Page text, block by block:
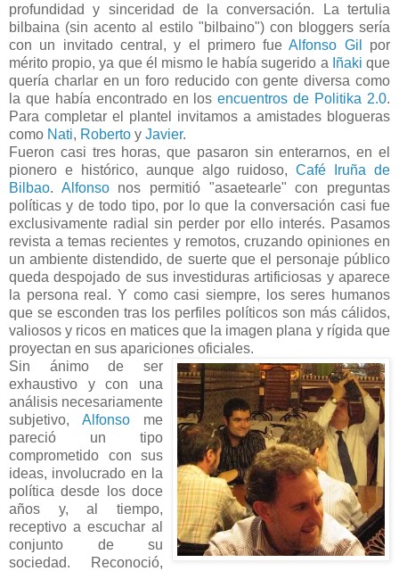
profundidad y sinceridad de la conversación. La tertulia
bilbaina (sin acento al estilo "bilbaino") con bloggers sería
con un invitado central, y el primero fueAlfonso Gil
por
mérito propio, ya que él mismo le había sugerido a Iñaki que
quería charlar en un foro reducido con gente diversa como
la que había encontrado en losencuentros de Politika 2.0.
Para completar el plantel invitamos a amistades blogueras
como Nati, Roberto y Javier.
Fueron casi tres horas, que pasaron sin enterarnos, en el
pionero e histórico, aunque algo ruidoso,Café Iruña de
Bilbao. Alfonsonos permitió "asaetearle" con preguntas
políticas y de todo tipo, por lo que la conversación casi fue
exclusivamente radial sin perder por ello interés. Pasamos
revista a temas recientes y remotos, cruzando opiniones en
un ambiente distendido, de suerte que el personaje público
queda despojado de sus investiduras artificiosas y aparece
la persona real. Y como casi siempre, los seres humanos
que se esconden tras los perfiles políticos son más cálidos,
valiosos y ricos en matices que la imagen plana y rígida que
proyectan en sus apariciones oficiales.
Sin ánimo de ser
exhaustivo y con una
análisis necesariamente
subjetivo, Alfonso me
pareció un tipo
comprometido con sus
ideas, involucrado en la
política desde los doce
años y, al tiempo,
receptivo a escuchar al
conjunto de su
sociedad. Reconoció,